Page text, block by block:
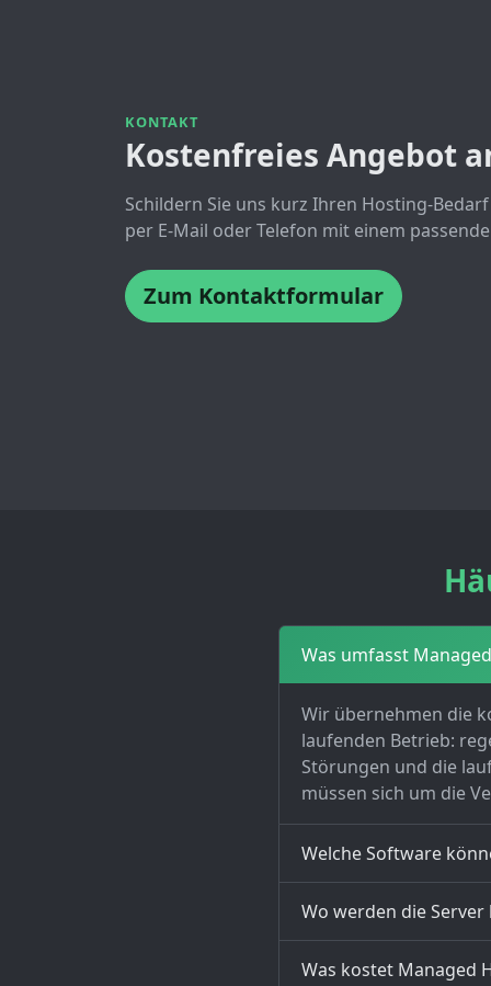
KONTAKT
Kostenfreies Angebot
Schildern Sie uns kurz Ihren Hosting-
per E-Mail oder Telefon mit einem
Zum Kontaktformular
Was umfasst
Wir übernehmen die
laufenden Betrieb:
Störungen und die
müssen sich um die
Welche Software
Wo werden die Server
Was kostet Managed